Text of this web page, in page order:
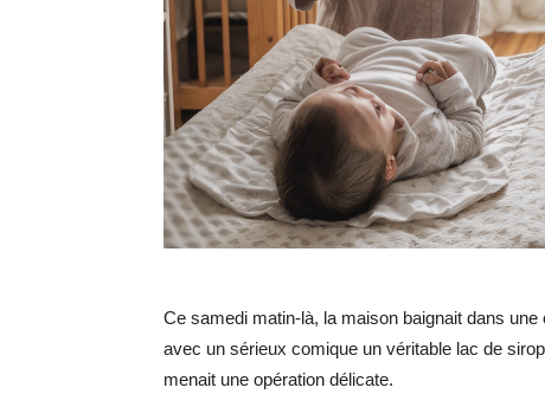
Ce samedi matin-là, la maison baignait dans
avec un sérieux comique un véritable lac de
menait une opération délicate.